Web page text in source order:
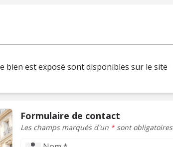
bien est exposé sont disponibles sur le site
Formulaire de contact
Les champs marqués d'un *sont obligatoires